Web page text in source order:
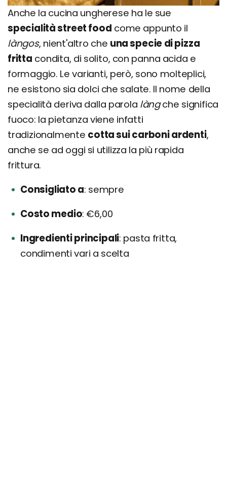
Anche la cucina ungherese ha le sue
specialità street food come appunto il
làngos, nient'altro che una specie di pizza
fritta condita, di solito, con panna acida e
formaggio. Le varianti, però, sono molteplici,
ne esistono sia dolci che salate. Il nome della
specialità deriva dalla parola làngche significa
fuoco: la pietanza viene infatti
tradizionalmente cotta sui carboni ardenti,
anche se ad oggi si utilizza la più rapida
frittura.
Consigliato a sempre
Costo medio €6,00
Ingredienti principali pasta fritta,
condimenti vari a scelta